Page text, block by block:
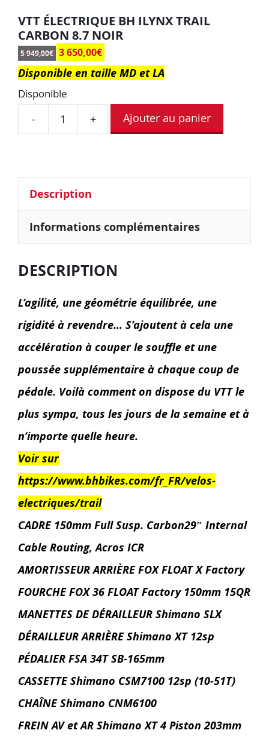
VTT ÉLECTRIQUE BH ILYNX TRAIL
CARBON 8.7 NOIR
5 949,00€ 3 650,00€
Disponible en taille MD et LA
Disponible
- + Ajouter au panier
Description
Informations complémentaires
DESCRIPTION
L’agilité, une géométrie équilibrée, une
rigidité à revendre… S’ajoutent à cela une
accélération à couper le souffle et une
poussée supplémentaire à chaque coup de
pédale. Voilà comment on dispose du VTT le
plus sympa, tous les jours de la semaine et à
n’importe quelle heure.
Voir sur
https://www.bhbikes.com/fr_FR/velos-
electriques/trail
CADRE 150mm Full Susp. Carbon29″ Internal
Cable Routing, Acros ICR
AMORTISSEUR ARRIÈRE FOX FLOAT X Factory
FOURCHE FOX 36 FLOAT Factory 150mm 15QR
MANETTES DE DÉRAILLEUR Shimano SLX
DÉRAILLEUR ARRIÈRE Shimano XT 12sp
PÉDALIER FSA 34T SB-165mm
CASSETTE Shimano CSM7100 12sp (10-51T)
CHAÎNE Shimano CNM6100
FREIN AV et AR Shimano XT 4 Piston 203mm